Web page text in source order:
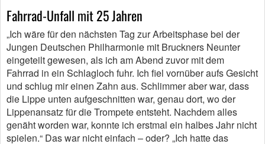
Fahrrad-Unfall mit 25 Jahren
„Ich wäre für den nächsten Tag zur Arbeitsphase bei der
Jungen Deutschen Philharmonie mit Bruckners Neunter
eingeteilt gewesen, als ich am Abend zuvor mit dem
Fahrrad in ein Schlagloch fuhr. Ich fiel vornüber aufs Gesicht
und schlug mir einen Zahn aus. Schlimmer aber war, dass
die Lippe unten aufgeschnitten war, genau dort, wo der
Lippenansatz für die Trompete entsteht. Nachdem alles
genäht worden war, konnte ich erstmal ein halbes Jahr nicht
spielen.“ Das war nicht einfach – oder? „Ich hatte das